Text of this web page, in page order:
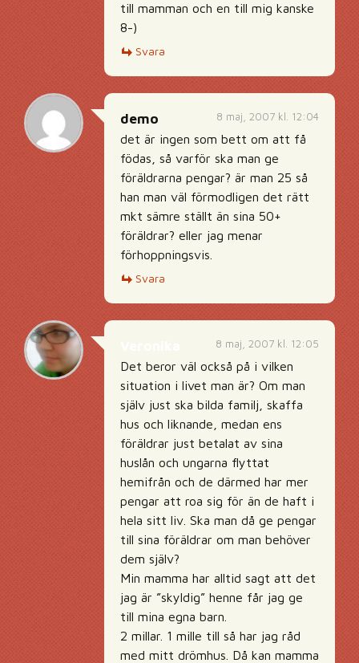
till mamman och en till mig kanske
8-)
Svara
8 maj, 2007 kl. 12:04
demo
det är ingen som bett om att få
födas, så varför ska man ge
föräldrarna pengar? är man 25 så
han man väl förmodligen det rätt
mkt sämre ställt än sina 50+
föräldrar? eller jag menar
förhoppningsvis.
Svara
8 maj, 2007 kl. 12:05
Det beror väl också på i vilken
situation i livet man är? Om man
själv just ska bilda familj, skaffa
hus och liknande, medan ens
föräldrar just betalat av sina
huslån och ungarna flyttat
hemifrån och de därmed har mer
pengar att roa sig för än de haft i
hela sitt liv. Ska man då ge pengar
till sina föräldrar om man behöver
dem själv?
Min mamma har alltid sagt att det
jag är ”skyldig” henne får jag ge
till mina egna barn.
2 millar. 1 mille till så har jag råd
med mitt drömhus. Då kan mamma